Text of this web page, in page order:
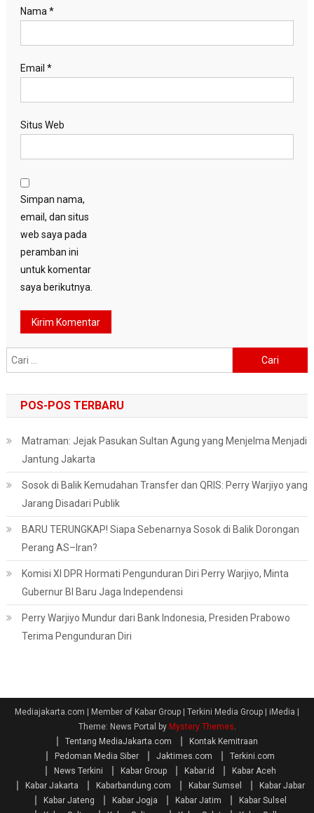
Nama *
Email *
Situs Web
Simpan nama,
email, dan situs
web saya pada
peramban ini
untuk komentar
saya berikutnya.
untuk:
POS-POS TERBARU
Matraman: Jejak Pasukan Sultan Agung yang Menjelma Menjadi
Jantung Jakarta
Sosok di Balik Kemudahan Transfer dan QRIS: Perry Warjiyo yang
Jarang Disadari Publik
BARU TERUNGKAP! Siapa Sebenarnya Sosok di Balik Dorongan
Perang AS–Iran?
Komisi XI DPR Hormati Pengunduran Diri Perry Warjiyo, Minta
Gubernur BI Baru Jaga Independensi
Perry Warjiyo Mundur dari Bank Indonesia, Presiden Prabowo
Terima Pengunduran Diri
Mediajakarta.com | Member of Kabar Group | Terkini Media Group | iMedia
Theme: News Portal by Mystery Themes.
Tentang MediaJakarta.com
Kontak Kemitraan
Pedoman Media Siber
Jaktimes.com
Terkini.com
News Terkini
Kabar Group Kabar.id
Kabar Aceh
Kabar Jakarta
Kabarbandung.com Kabar Sumsel
Kabar Jabar
Kabar Jateng
Kabar Jogja Kabar Jatim
Kabar Sulsel